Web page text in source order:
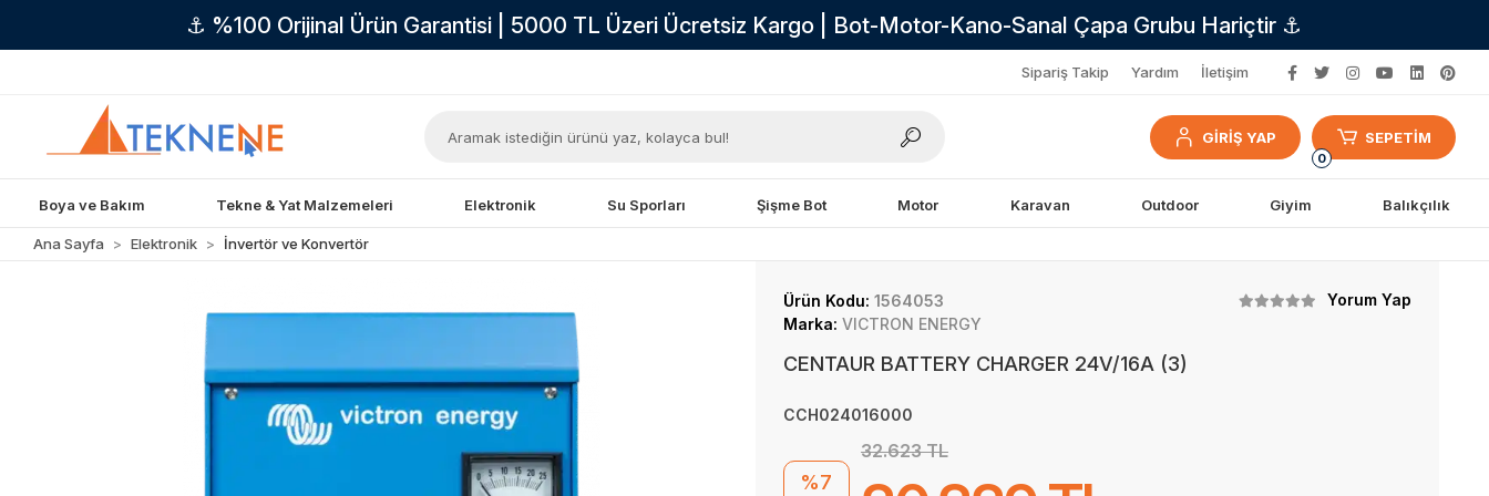
⚓ %100 Orijinal Ürün Garantisi | 5000 TL Üzeri Ücretsiz Kargo | Bot-Motor-Kano-Sanal Çapa Grubu Hariçtir ⚓
Sipariş Takip Yardım İletişim
GİRİŞ YAP
0
SEPETİM
Boya ve Bakım Tekne & Yat Malzemeleri Elektronik Su Sporları Şişme Bot Motor Karavan Outdoor Giyim Balıkçılık
Ana Sayfa Elektronik İnvertör ve Konvertör
Ürün Kodu: 1564053
Yorum Yap
Marka: VICTRON ENERGY
CENTAUR BATTERY CHARGER 24V/16A (3)
CCH024016000
%7
32.623 TL